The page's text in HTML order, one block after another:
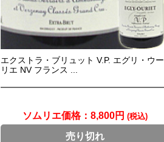
エクストラ・ブリュット V.P. エグリ・ウー
リエ NV フランス ...
ソムリエ価格： 8,800円 (税込)
売り切れ